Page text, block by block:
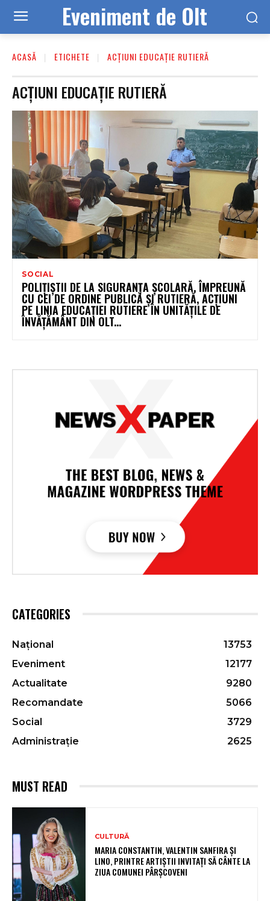
Eveniment de Olt
ACASĂ ETICHETE ACȚIUNI EDUCAȚIE RUTIERĂ
ACȚIUNI EDUCAȚIE RUTIERĂ
SOCIAL
POLIȚIȘTII DE LA SIGURANȚA ȘCOLARĂ, ÎMPREUNĂ
CU CEI DE ORDINE PUBLICĂ ȘI RUTIERĂ, ACȚIUNI
PE LINIA EDUCAȚIEI RUTIERE ÎN UNITĂȚILE DE
ÎNVĂȚĂMÂNT DIN OLT...
CATEGORIES
Național
13753
Eveniment
12177
Actualitate
9280
Recomandate
5066
Social
3729
Administrație
2625
MUST READ
CULTURĂ
MARIA CONSTANTIN, VALENTIN SANFIRA ȘI
LINO, PRINTRE ARTIȘTII INVITAȚI SĂ CÂNTE LA
ZIUA COMUNEI PÂRȘCOVENI